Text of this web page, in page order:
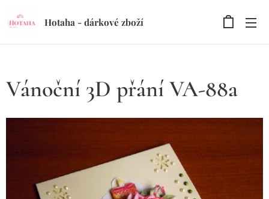
Hotaha - dárkové zboží
Vánoční 3D přání VA-88a